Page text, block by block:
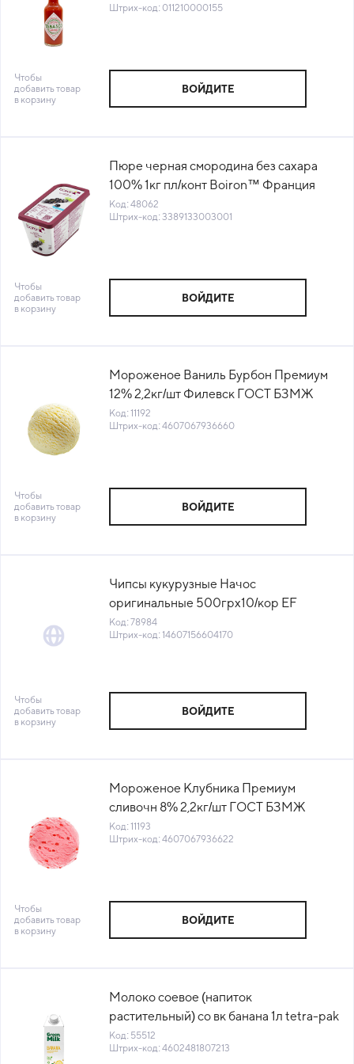
Штрих-код: 011210000155
Чтобы
добавить товар
в корзину
ВОЙДИТЕ
Пюре черная смородина без сахара
100% 1кг пл/конт Boiron™ Франция
(арт. ACAOC6) (КОД 48062) (-18°С)
Код: 48062
Штрих-код: 3389133003001
Чтобы
добавить товар
в корзину
ВОЙДИТЕ
Мороженое Ваниль Бурбон Премиум
12% 2,2кг/шт Филевск ГОСТ БЗМЖ
Айсберри (ВМ-1846) (ПУ) (КОД 11192)
(-18°С)
Код: 11192
Штрих-код: 4607067936660
Чтобы
добавить товар
в корзину
ВОЙДИТЕ
Чипсы кукурузные Начос
оригинальные 500грх10/кор EF
Snacks™ Евро Фудс Россия (КОР) (КОД
78984) (+18°С)
Код: 78984
Штрих-код: 14607156604170
Чтобы
добавить товар
в корзину
ВОЙДИТЕ
Мороженое Клубника Премиум
сливочн 8% 2,2кг/шт ГОСТ БЗМЖ
Айсберри (ВМ-1845) (ПУ) (КОД11193)
(-18°С)
Код: 11193
Штрих-код: 4607067936622
Чтобы
добавить товар
в корзину
ВОЙДИТЕ
Молоко соевое (напиток
растительный) со вк банана 1л tetra-pak
ГОСТ Green Milk™ Россия (КОД
55512) (0°С)
Код: 55512
Штрих-код: 4602481807213